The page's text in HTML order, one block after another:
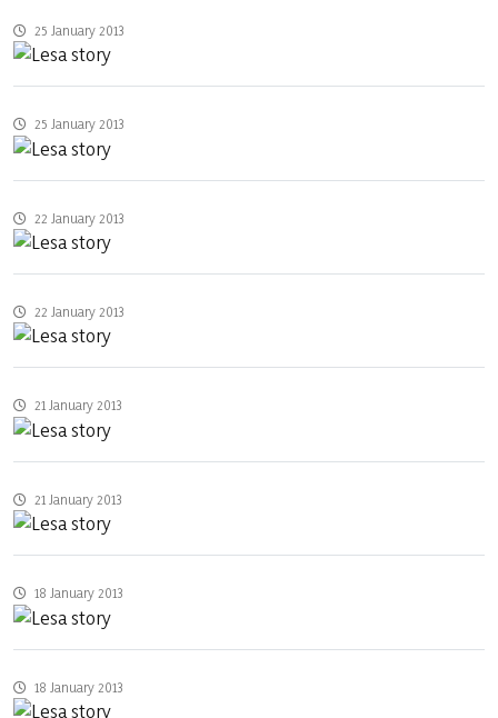
25 January 2013
25 January 2013
22 January 2013
22 January 2013
21 January 2013
21 January 2013
18 January 2013
18 January 2013